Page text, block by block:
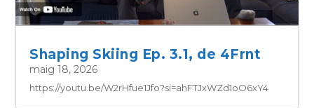
Shaping Skiing Ep. 3.1, de 4Frnt
maig 18, 2026
https://youtu.be/W2rHfue1Jfo?si=ahFTJxWZd1oO6xY4